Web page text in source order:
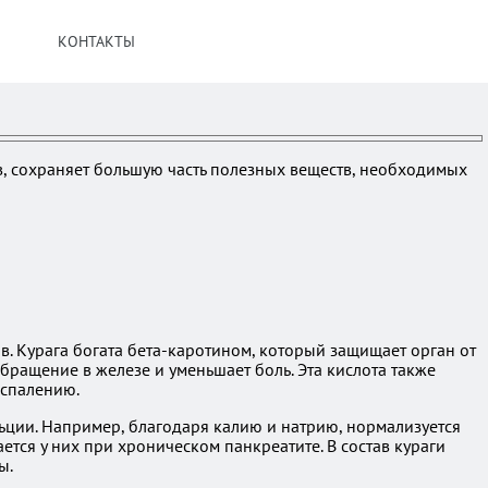
КОНТАКТЫ
сохраняет большую часть полезных веществ, необходимых
богата бета-каротином, который защищает орган от
в железе и уменьшает боль. Эта кислота также
Например, благодаря калию и натрию, нормализуется
у них при хроническом панкреатите. В состав кураги